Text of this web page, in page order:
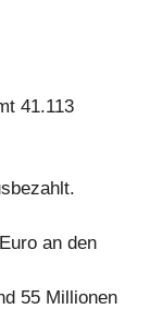
41.113
an den
55 Millionen